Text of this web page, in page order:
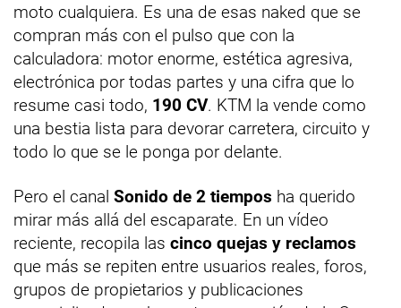
moto cualquiera. Es una de esas naked que se
compran más con el pulso que con la
calculadora: motor enorme, estética agresiva,
electrónica por todas partes y una cifra que lo
resume casi todo, 190 CV. KTM la vende como
una bestia lista para devorar carretera, circuito y
todo lo que se le ponga por delante.
Pero el canal Sonido de 2 tiempos ha querido
mirar más allá del escaparate. En un vídeo
reciente, recopila las cinco quejas y reclamos
que más se repiten entre usuarios reales, foros,
grupos de propietarios y publicaciones